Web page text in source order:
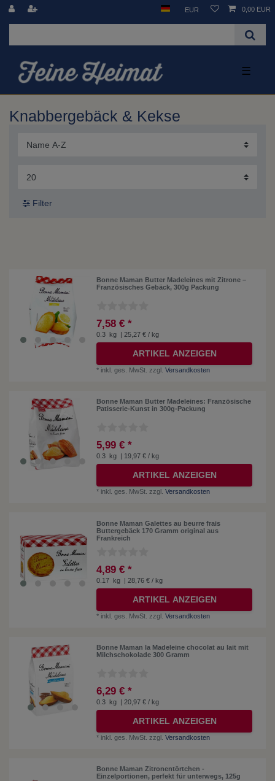
EUR 0,00 EUR
☰
Knabbergebäck & Kekse
Filter
Bonne Maman Butter Madeleines mit Zitrone –
Französisches Gebäck, 300g Packung
7,58 € *
0.3 kg | 25,27 € / kg
ARTIKEL ANZEIGEN
* inkl. ges. MwSt. zzgl.Versandkosten
Bonne Maman Butter Madeleines: Französische
Patisserie-Kunst in 300g-Packung
5,99 € *
0.3 kg | 19,97 € / kg
ARTIKEL ANZEIGEN
* inkl. ges. MwSt. zzgl.Versandkosten
Bonne Maman Galettes au beurre frais
Buttergebäck 170 Gramm original aus
Frankreich
4,89 € *
0.17 kg | 28,76 € / kg
ARTIKEL ANZEIGEN
* inkl. ges. MwSt. zzgl.Versandkosten
Bonne Maman la Madeleine chocolat au lait mit
Milchschokolade 300 Gramm
6,29 € *
0.3 kg | 20,97 € / kg
ARTIKEL ANZEIGEN
* inkl. ges. MwSt. zzgl.Versandkosten
Bonne Maman Zitronentörtchen -
Einzelportionen, perfekt für unterwegs, 125g